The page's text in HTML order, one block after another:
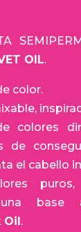
OIL.
color.
colores
de
el cabello
base
Oil.